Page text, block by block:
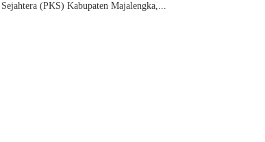
(PKS) Kabupaten Majalengka,...